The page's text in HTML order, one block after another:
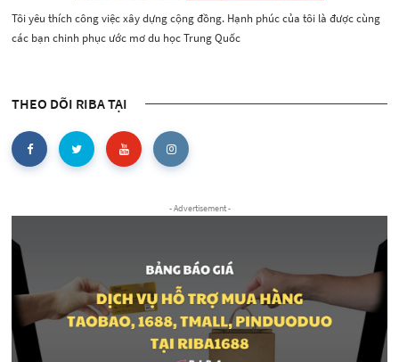
Tôi yêu thích công việc xây dựng cộng đồng. Hạnh phúc của tôi là được cùng
các bạn chinh phục ước mơ du học Trung Quốc
THEO DÕI RIBA TẠI
- Advertisement -